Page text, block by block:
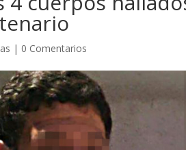
| 0 Comentarios